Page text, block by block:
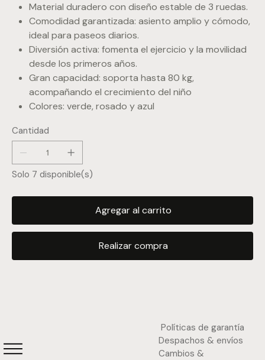
Material duradero con diseño estable de 3 ruedas.
Comodidad garantizada: asiento amplio y cómodo,
ideal para paseos diarios.
Diversión activa: fomenta el ejercicio y la movilidad
desde los primeros años.
Gran capacidad: soporta hasta 80 kg,
acompañando el crecimiento del niño
Colores: verde, rosado y azul
Cantidad
Solo 7 disponible(s)
Agregar al carrito
Realizar compra
Políticas de garantía
Despachos & envíos
Cambios &